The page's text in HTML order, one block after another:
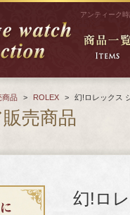
アンティーク
商品 > ROLEX > 幻!ロレックス
売商品
幻!ロ